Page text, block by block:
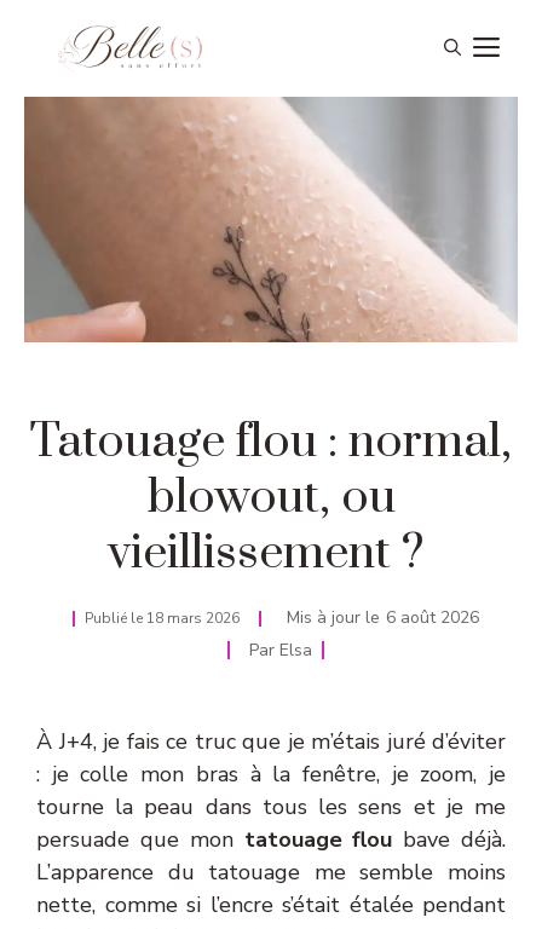
Tatouage flou : normal,
blowout, ou
vieillissement ?
Publié le 18 mars 2026 Mis à jour le 6 août 2026
Par Elsa
À J+4, je fais ce truc que je m’étais juré d’éviter
: je colle mon bras à la fenêtre, je zoom, je
tourne la peau dans tous les sens et je me
persuade que mon tatouage flou bave déjà.
L’apparence du tatouage me semble moins
nette, comme si l’encre s’était étalée pendant